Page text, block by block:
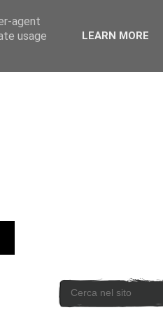
agent
usage
LEARN MORE